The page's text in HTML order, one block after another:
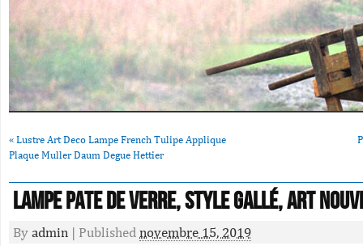
« Lustre Art Deco Lampe French Tulipe Applique
Plaque Muller Daum Degue Hettier
Lampe Pate De verre, Style Gallé, Art
By admin | Published novembre 15, 2019